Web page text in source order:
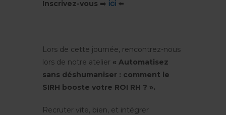
Inscrivez-vous ➡️ ici ⬅️
Lors de cette journée, rencontrez-nous
lors de notre atelier « Automatisez
sans déshumaniser : comment le
SIRH booste votre ROI RH ? ».
Recruter vite, bien, et intégrer